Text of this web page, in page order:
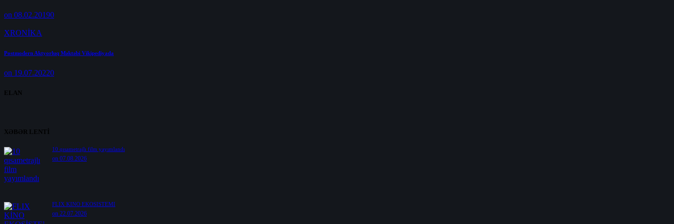
on 08.02.20190
XRONİKA
Postmodern Aktyorluq Məktəbi Vikipediyada
on 19.07.20220
ELAN
XƏBƏR LENTİ
10 qısametrajlı film yayımlandı
on 07.08.2026
FLIX KİNO EKOSİSTEMİ
on 22.07.2026